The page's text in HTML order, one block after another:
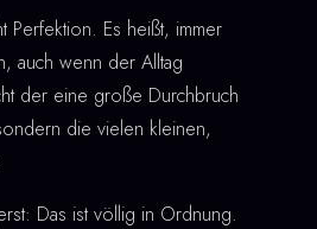
Perfektion. Es heißt, immer
auch wenn der Alltag
der eine große Durchbruch
die vielen kleinen,
Das ist völlig in Ordnung.